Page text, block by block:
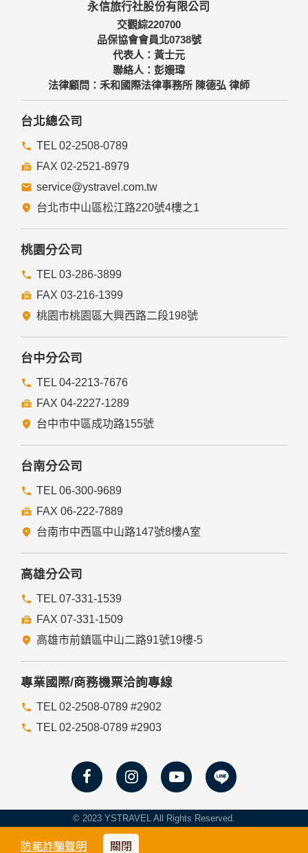
防範詐騙聲明 關閉
備及必要的安全防護措施，加以保護網站及您的個人資料採用
嚴格的保護措施，只由經過授權的人員才能接觸您的個人資
料，相關處理人員皆簽有保密合約，如有違反保密義務者，將
會受到相關的法律處分。
如因業務需要有必要委託其他單位提供服務時，本網站亦會嚴
格要求其遵守保密義務，並且採取必要檢查程序以確定其將確
實遵守。
四、網站對外的相關連結
提供的連結，點選進入其他網站。但該連結網站不適用本網站
的隱私權保護政策，您必須參考該連結網站中的隱私權保護政
策。
五、與第三人共用個人資料之政策
本網站絕不會提供、交換、出租或出售任何您的個人資料給其
他個人、團體、私人企業或公務機關，但有法律依據或合約義
務者，不在此限。
前項但書之情形包括不限於：
經由您書面同意。
法律明文規定。
與公務機關或學術研究機構合作，基於公共利益為統計或學術
研究而有必要，且資料經過提供者處理或蒐集者依其揭露方式
無從識別特定之當事人。
當您在網站的行為，違反服務條款或可能損害或妨礙網站與其
揭露您的個人資料是為了辨識、聯絡或採取法律行動所必要
者。
本網站委託廠商協助蒐集、處理或利用您的個人資料時，將對
委外廠商或個人善盡監督管理之責。
六、Cookie之使用
為了提供您最佳的服務，本網站會在您的電腦中放置並取用我
們的Cookie，若您不願接受Cookie的寫入，您可在您使用的
瀏覽器功能項中設定隱私權等級為高，即可拒絕Cookie的寫
七、隱私權保護政策之修正
款將刊登於網站上。
永信旅行社股份有限公司
交觀綜220700
品保協會會員北0738號
代表人：黃士元
聯絡人：彭姍瑋
法律顧問：禾和國際法律事務所 陳德弘 律師
台北總公司
TEL 02-2508-0789
FAX 02-2521-8979
service@ystravel.com.tw
台北市中山區松江路220號4樓之1
桃園分公司
TEL 03-286-3899
FAX 03-216-1399
桃園市桃園區大興西路二段198號
台中分公司
TEL 04-2213-7676
FAX 04-2227-1289
台中市中區成功路155號
台南分公司
TEL 06-300-9689
FAX 06-222-7889
台南市中西區中山路147號8樓A室
高雄分公司
TEL 07-331-1539
FAX 07-331-1509
高雄市前鎮區中山二路91號19樓-5
專業國際/商務機票洽詢專線
TEL 02-2508-0789 #2902
TEL 02-2508-0789 #2903
© 2023 YSTRAVEL All Rights Reserved.